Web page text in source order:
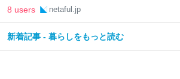
8 users netaful.jp
新着記事 - 暮らしをもっと読む